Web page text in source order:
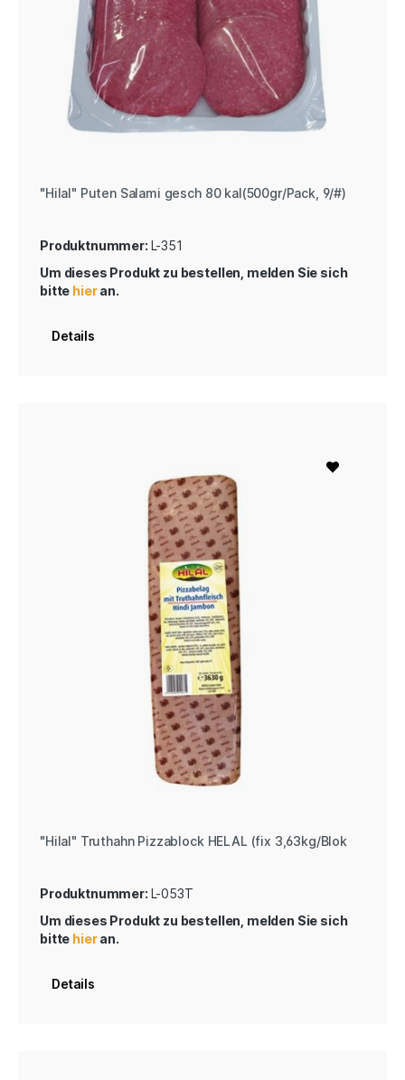
"Hilal" Puten Salami gesch 80 kal(500gr/Pack, 9/#)
Produktnummer: L-351
Um dieses Produkt zu bestellen, melden Sie sich
bitte hieran.
Details
"Hilal" Truthahn Pizzablock HELAL (fix 3,63kg/Blok
Produktnummer: L-053T
Um dieses Produkt zu bestellen, melden Sie sich
bitte hieran.
Details